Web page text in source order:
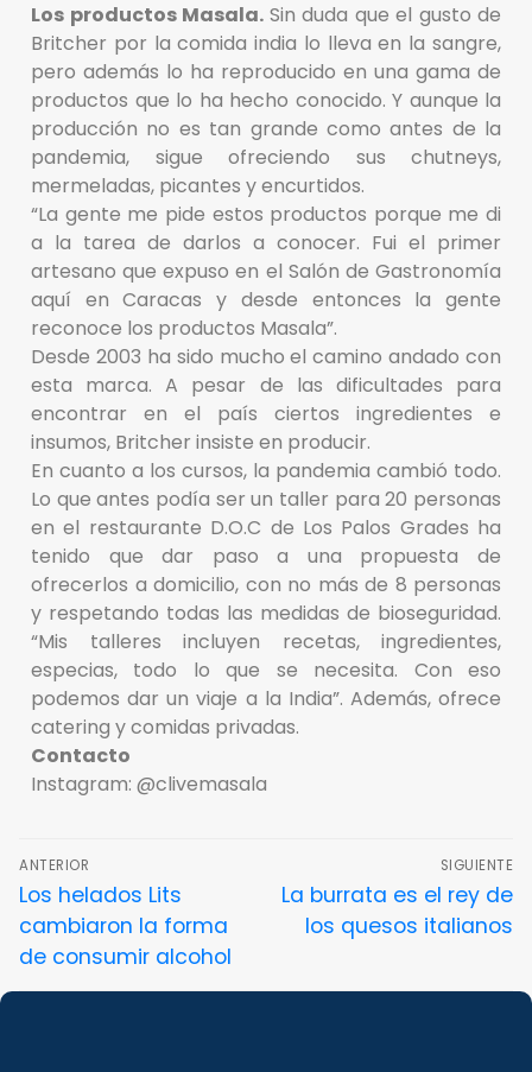
Los productos Masala. Sin duda que el gusto de
Britcher por la comida india lo lleva en la sangre,
pero además lo ha reproducido en una gama de
productos que lo ha hecho conocido. Y aunque la
producción no es tan grande como antes de la
pandemia, sigue ofreciendo sus chutneys,
mermeladas, picantes y encurtidos.
“La gente me pide estos productos porque me di
a la tarea de darlos a conocer. Fui el primer
artesano que expuso en el Salón de Gastronomía
aquí en Caracas y desde entonces la gente
reconoce los productos Masala”.
Desde 2003 ha sido mucho el camino andado con
esta marca. A pesar de las dificultades para
encontrar en el país ciertos ingredientes e
insumos, Britcher insiste en producir.
En cuanto a los cursos, la pandemia cambió todo.
Lo que antes podía ser un taller para 20 personas
en el restaurante D.O.C de Los Palos Grades ha
tenido que dar paso a una propuesta de
ofrecerlos a domicilio, con no más de 8 personas
y respetando todas las medidas de bioseguridad.
“Mis talleres incluyen recetas, ingredientes,
especias, todo lo que se necesita. Con eso
podemos dar un viaje a la India”. Además, ofrece
catering y comidas privadas.
Contacto
Instagram: @clivemasala
ANTERIOR
Los helados Lits
cambiaron la forma
de consumir alcohol
SIGUIENTE
La burrata es el rey de
los quesos italianos